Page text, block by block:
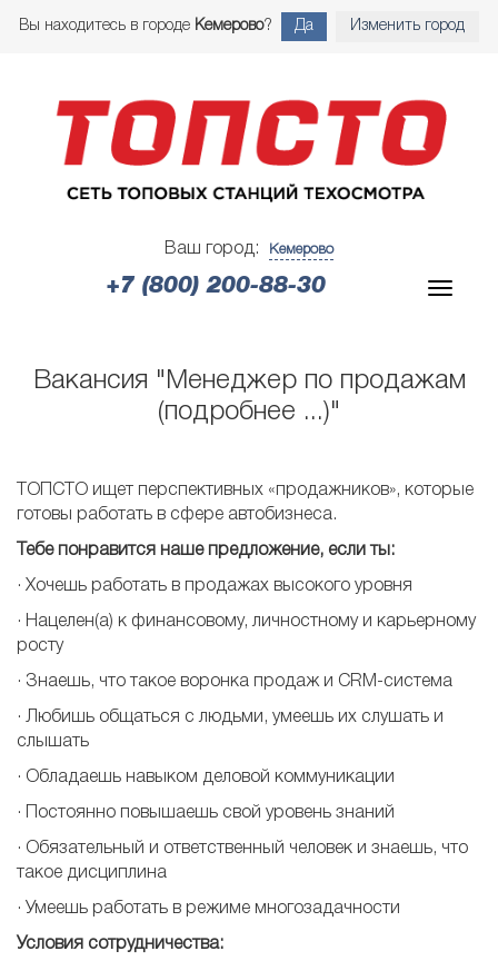
Вы находитесь в городе Кемерово? Да Изменить город
Ваш город: Кемерово
+7 (800) 200-88-30
Вакансия "Менеджер по продажам
(подробнее ...)"
ТОПСТО ищет перспективных «продажников», которые
готовы работать в сфере автобизнеса.
Тебе понравится наше предложение, если ты:
​· Хочешь работать в продажах высокого уровня
· Нацелен(а) к финансовому, личностному и карьерному
росту
· Знаешь, что такое воронка продаж и CRM-система
· Любишь общаться с людьми, умеешь их слушать и
слышать
· Обладаешь навыком деловой коммуникации
· Постоянно повышаешь свой уровень знаний
· Обязательный и ответственный человек и знаешь, что
такое дисциплина
· Умеешь работать в режиме многозадачности
Условия сотрудничества: